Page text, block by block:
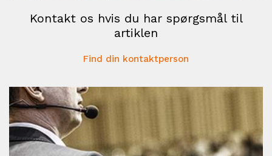
Kontakt os hvis du har spørgsmål til
artiklen
Find din kontaktperson